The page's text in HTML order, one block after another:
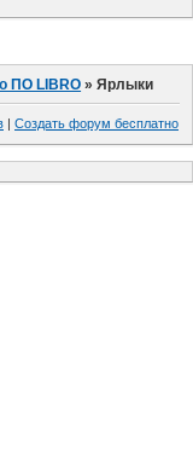
ПО LIBRO »Ярлыки
| Создать форум бесплатно